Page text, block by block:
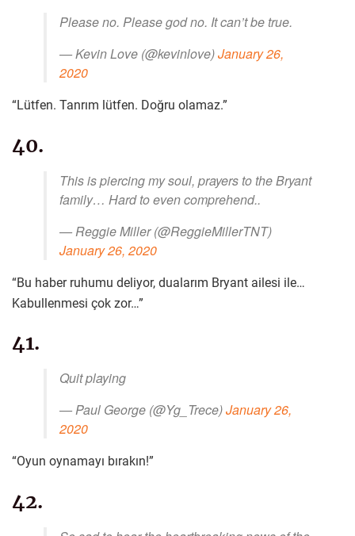
Please no. Please god no. It can’t be true.
— Kevin Love (@kevinlove)January 26,
2020
“Lütfen. Tanrım lütfen. Doğru olamaz.”
40.
This is piercing my soul, prayers to the Bryant
family… Hard to even comprehend..
— Reggie Miller (@ReggieMillerTNT)
January 26, 2020
“Bu haber ruhumu deliyor, dualarım Bryant ailesi ile…
Kabullenmesi çok zor…”
41.
Quit playing
— Paul George (@Yg_Trece)January 26,
2020
“Oyun oynamayı bırakın!”
42.